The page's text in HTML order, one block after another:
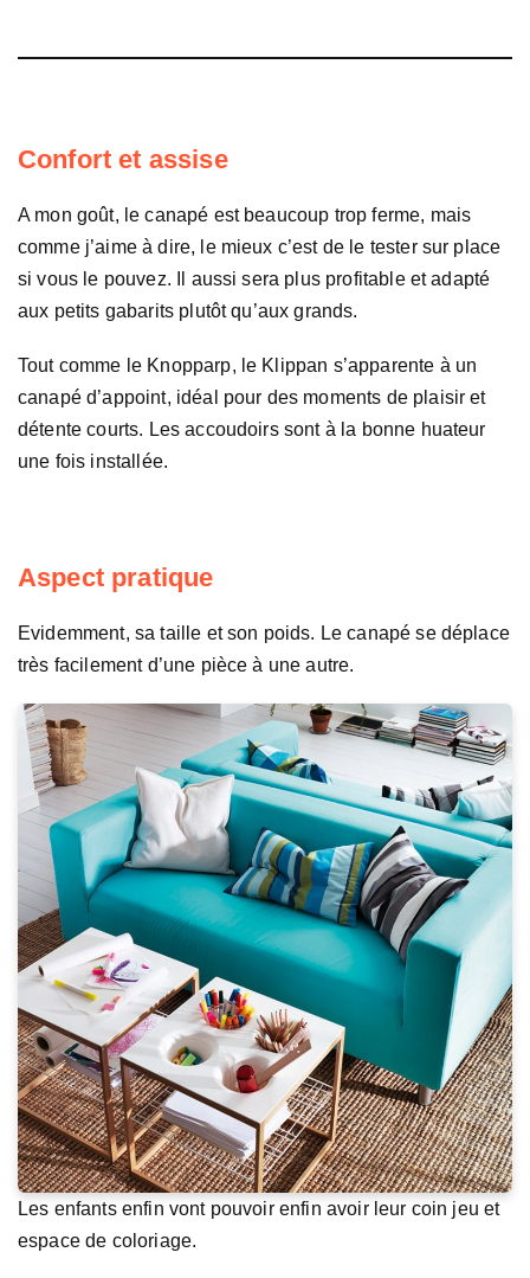
Confort et assise
A mon goût, le canapé est beaucoup trop ferme, mais
comme j’aime à dire, le mieux c’est de le tester sur place
si vous le pouvez. Il aussi sera plus profitable et adapté
aux petits gabarits plutôt qu’aux grands.
Tout comme le Knopparp, le Klippan s’apparente à un
canapé d’appoint, idéal pour des moments de plaisir et
détente courts. Les accoudoirs sont à la bonne huateur
une fois installée.
Aspect pratique
Evidemment, sa taille et son poids. Le canapé se déplace
très facilement d’une pièce à une autre.
Les enfants enfin vont pouvoir enfin avoir leur coin jeu et
espace de coloriage.